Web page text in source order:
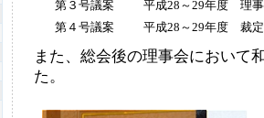
第３号議案
平成28～29年度 理
第４号議案
平成28～29年度 裁定
また、総会後の理事会において
た。